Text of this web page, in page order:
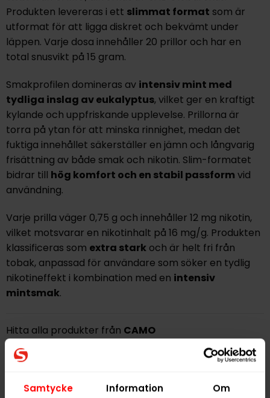
Samtycke Information Om
Produkten levereras i ett slimmat format som är
utformat för att ligga diskret och bekvämt under
läppen. Varje dosa innehåller 20 prillor och har en
total snusvikt på 15 gram.
Smakprofilen domineras av intensiv mint med
tydliga inslag av eukalyptus, vilket ger en kraftigt
kylande och uppfriskande upplevelse. Prillorna är
torra på ytan för att minska rinnighet, medan det
fuktiga innehållet säkerställer en jämn och långvarig
frisättning av både smak och nikotin. Slim-formatet
bidrar till hög komfort och en stabil passform vid
användning.
Varje prilla väger 0,75 g och innehåller 12 mg nikotin,
vilket motsvarar en nikotinhalt på 16 mg/g. Produkten
klassificeras som extra starkoch är helt fri från
tobak, anpassad för användare som söker en tydlig
nikotineffekt i kombination med en intensiv
mintsmak.
Hitta alla produkter från CAMO
Alla produkter med smaken